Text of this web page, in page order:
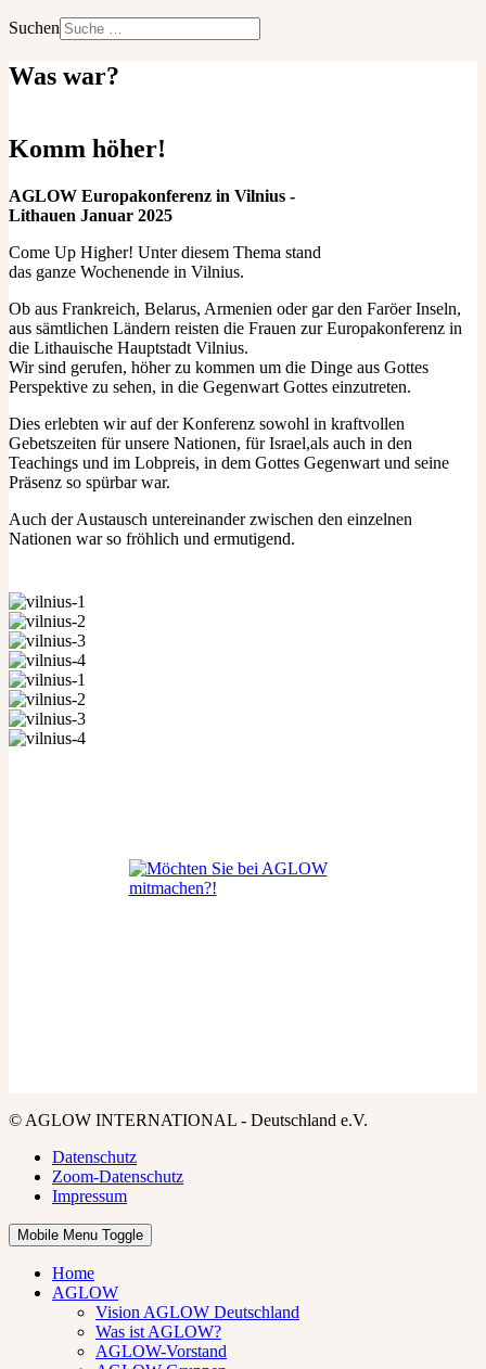
Suchen
Was war?
Komm höher!
AGLOW Europakonferenz in Vilnius -
Lithauen Januar 2025
Come Up Higher! Unter diesem Thema stand
das ganze Wochenende in Vilnius.
Ob aus Frankreich, Belarus, Armenien oder gar den Faröer Inseln,
aus sämtlichen Ländern reisten die Frauen zur Europakonferenz in
die Lithauische Hauptstadt Vilnius.
Wir sind gerufen, höher zu kommen um die Dinge aus Gottes
Perspektive zu sehen, in die Gegenwart Gottes einzutreten.
Dies erlebten wir auf der Konferenz sowohl in kraftvollen
Gebetszeiten für unsere Nationen, für Israel,als auch in den
Teachings und im Lobpreis, in dem Gottes Gegenwart und seine
Präsenz so spürbar war.
Auch der Austausch untereinander zwischen den einzelnen
Nationen war so fröhlich und ermutigend.
© AGLOW INTERNATIONAL - Deutschland e.V.
Datenschutz
Zoom-Datenschutz
Impressum
Mobile Menu Toggle
Home
AGLOW
Vision AGLOW Deutschland
Was ist AGLOW?
AGLOW-Vorstand